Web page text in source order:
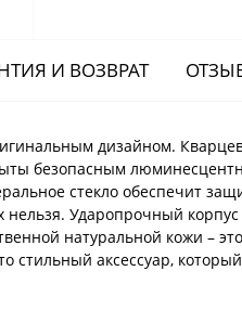
И ВОЗВРАТ
дизайном.
безопасным
стекло обеспечит
Ударопрочный
натуральной кожи –
стильный аксессуар,